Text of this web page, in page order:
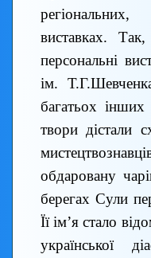
виставках.
персональні
ім.
багатьох інших
твори дістали
обдаровану
берегах Сули
Її ім’я стало
української